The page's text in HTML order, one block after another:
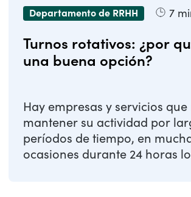
Departamento de RRHH 7
Turnos rotativos: ¿por
una buena opción?
Hay empresas y servicios
mantener su actividad por
períodos de tiempo, en
ocasiones durante 24 horas